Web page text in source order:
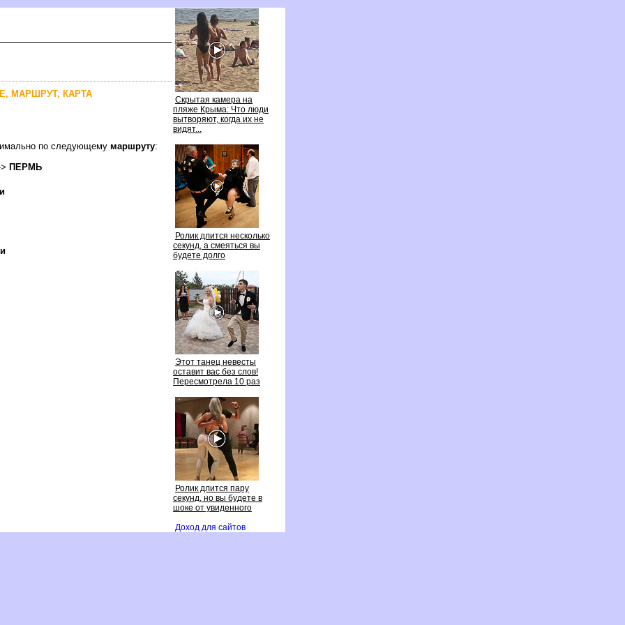
Скрытая камера на
пляже Крыма: Что люди
ытворяют, когда их не
идят...
Ролик длится несколько
секунд, а смеяться вы
удете долго
Этот танец невесты
оставит вас без слов!
Пересмотрела 10 раз
Ролик длится пару
секунд, но вы будете
шоке от увиденного
Доход для сайто
МАРШРУТ, КАРТА
по следующему маршруту:
ПЕРМЬ